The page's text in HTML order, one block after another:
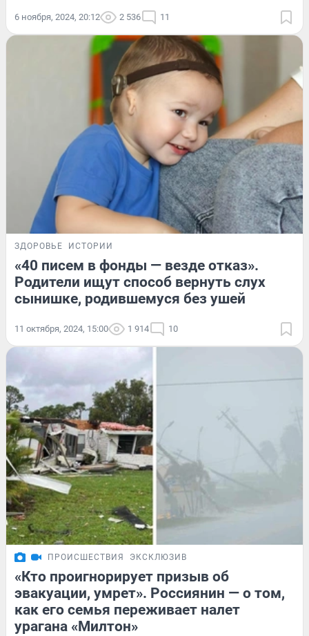
6 ноября, 2024, 20:12 2 536 11
ЗДОРОВЬЕ ИСТОРИИ
«40 писем в фонды — везде отказ».
Родители ищут способ вернуть слух
сынишке, родившемуся без ушей
11 октября, 2024, 15:00 1 914 10
ПРОИСШЕСТВИЯ ЭКСКЛЮЗИВ
«Кто проигнорирует призыв об
эвакуации, умрет». Россиянин — о том,
как его семья переживает налет
урагана «Милтон»